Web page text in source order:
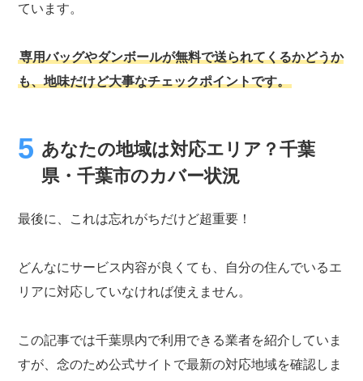
ています。
専用バッグやダンボールが無料で送られてくるかどうか
も、地味だけど大事なチェックポイントです。
あなたの地域は対応エリア？千葉
県・千葉市のカバー状況
最後に、これは忘れがちだけど超重要！
どんなにサービス内容が良くても、自分の住んでいるエ
リアに対応していなければ使えません。
この記事では千葉県内で利用できる業者を紹介していま
すが、念のため公式サイトで最新の対応地域を確認しま